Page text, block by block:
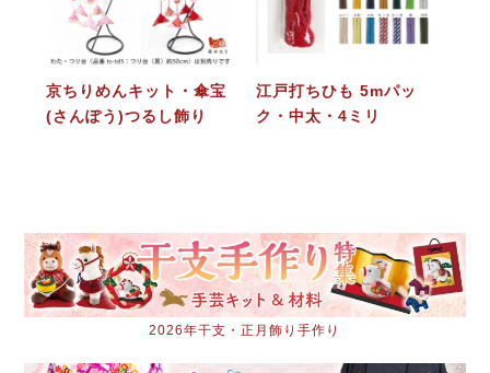
京ちりめんキット・傘宝
(さんぽう)つるし飾り
江戸打ちひも 5mパッ
ク・中太・4ミリ
2026年干支・正月飾り手作り